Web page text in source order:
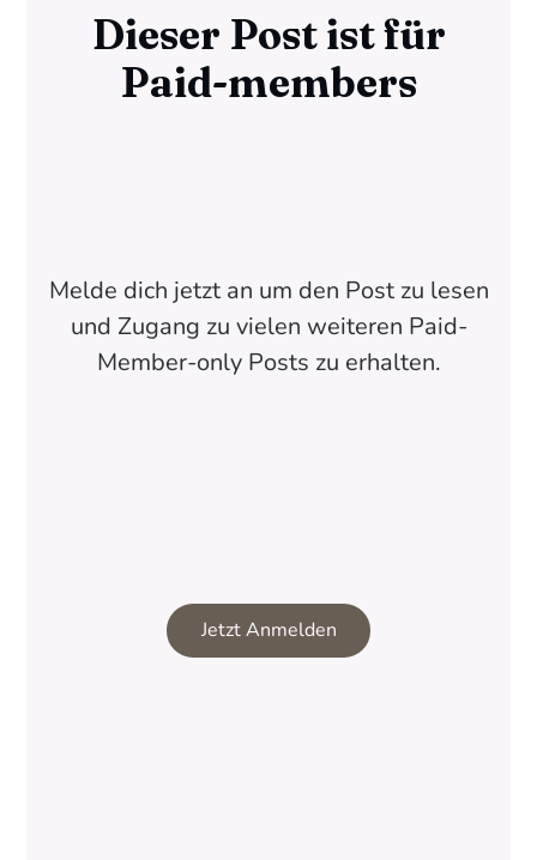
Dieser Post ist für
Paid-members
Melde dich jetzt an um den Post zu lesen
und Zugang zu vielen weiteren Paid-
Member-only Posts zu erhalten.
Jetzt Anmelden